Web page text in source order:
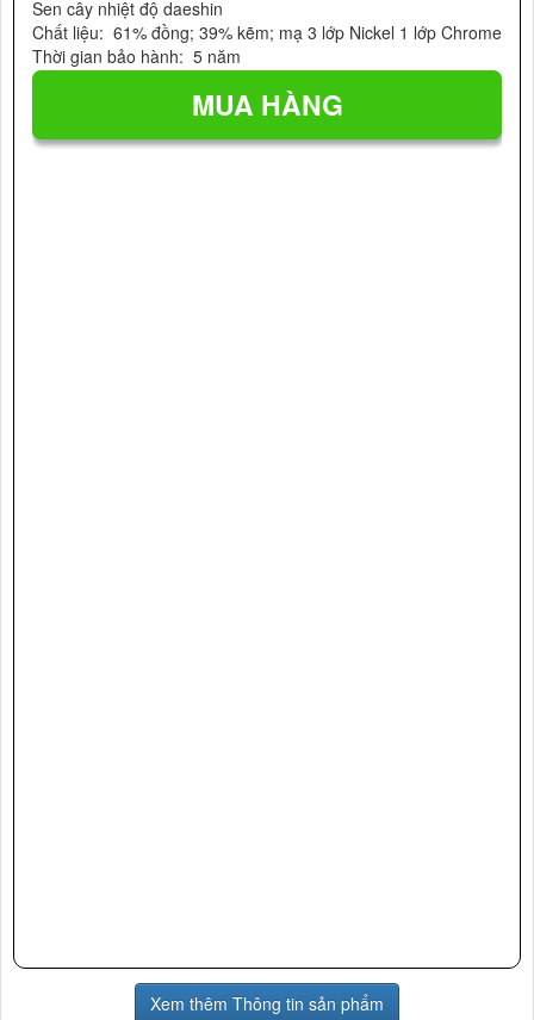
Sen cây nhiệt độ daeshin
Chất liệu: 61% đồng; 39% kẽm; mạ 3 lớp Nickel 1 lớp Chrome
Thời gian bảo hành: 5 năm
Xem thêm Thông tin sản phẩm